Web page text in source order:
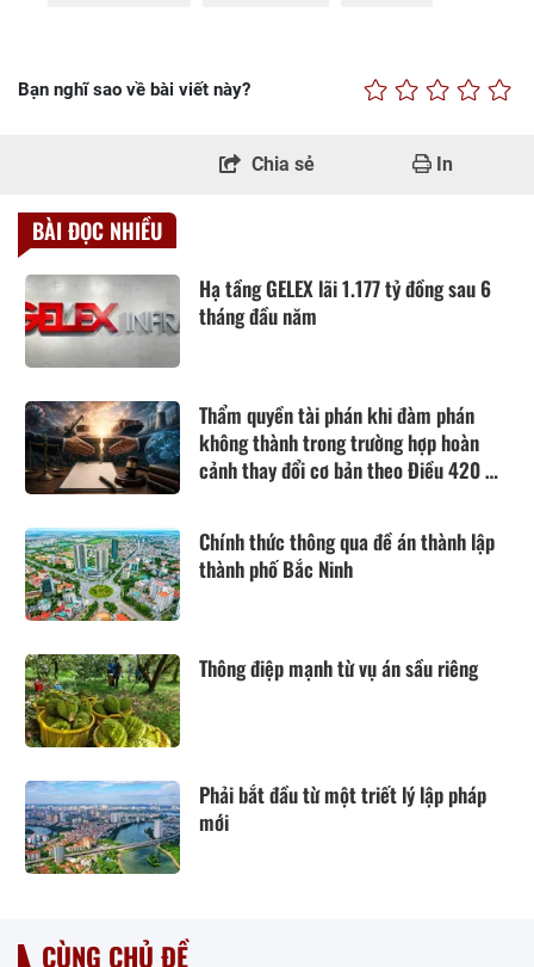
Bạn nghĩ sao về bài viết này?
Chia sẻ In
BÀI ĐỌC NHIỀU
Hạ tầng GELEX lãi 1.177 tỷ đồng sau 6
tháng đầu năm
Thẩm quyền tài phán khi đàm phán
không thành trong trường hợp hoàn
cảnh thay đổi cơ bản theo Điều 420 Bộ
Chính thức thông qua đề án thành lập
thành phố Bắc Ninh
Thông điệp mạnh từ vụ án sầu riêng
Phải bắt đầu từ một triết lý lập pháp
mới
CÙNG CHỦ ĐỀ